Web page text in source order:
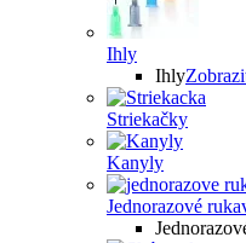
Ihly
Ihly
Striekačky
Kanyly
Jednorazové